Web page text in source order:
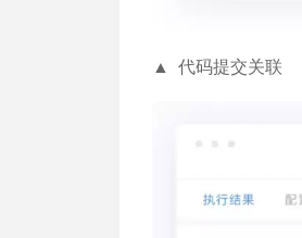
▲ 代码提交关联